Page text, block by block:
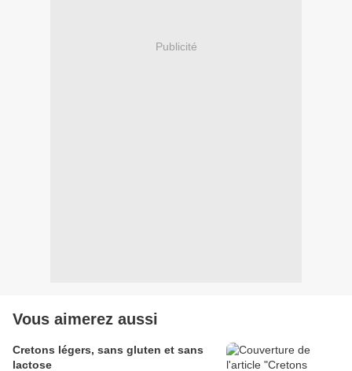
Publicité
Vous aimerez aussi
Cretons légers, sans gluten et sans
lactose